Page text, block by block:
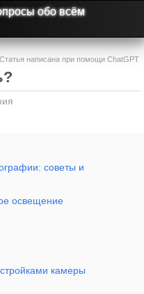
обо всём
написана при помощи ChatGPT
советы и
освещение
камеры